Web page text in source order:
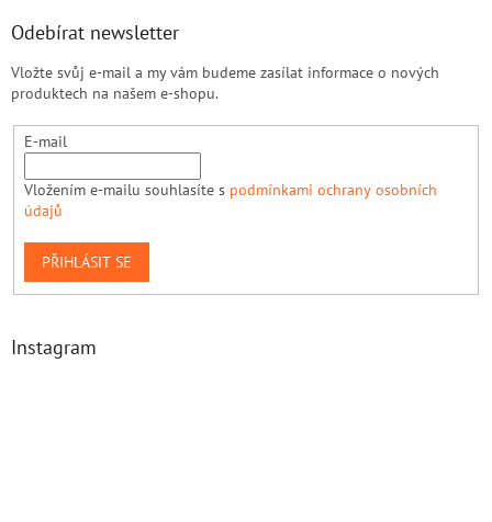
Odebírat newsletter
Vložte svůj e-mail a my vám budeme zasílat informace o nových
produktech na našem e-shopu.
E-mail
Vložením e-mailu souhlasíte s podmínkami ochrany osobních
údajů
PŘIHLÁSIT SE
Instagram